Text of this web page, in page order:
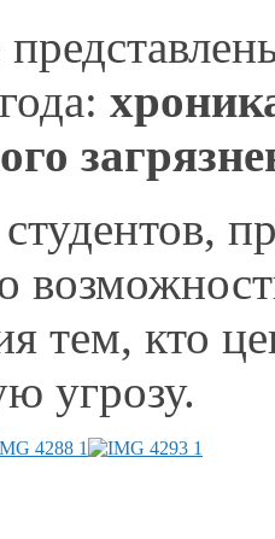
тем, кто
угрозу.